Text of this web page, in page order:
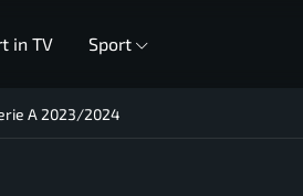
in TV Sport
A 2023/2024